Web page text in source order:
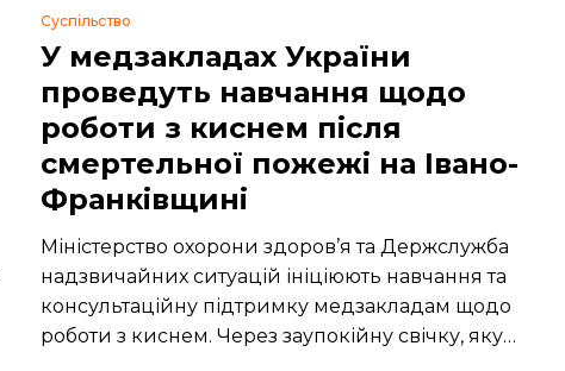
Суспільство
У медзакладах України
проведуть навчання щодо
роботи з киснем після
смертельної пожежі на Івано-
Франківщині
Міністерство охорони здоров’я та Держслужба
надзвичайних ситуацій ініціюють навчання та
консультаційну підтримку медзакладам щодо
роботи з киснем. Через заупокійну свічку, яку